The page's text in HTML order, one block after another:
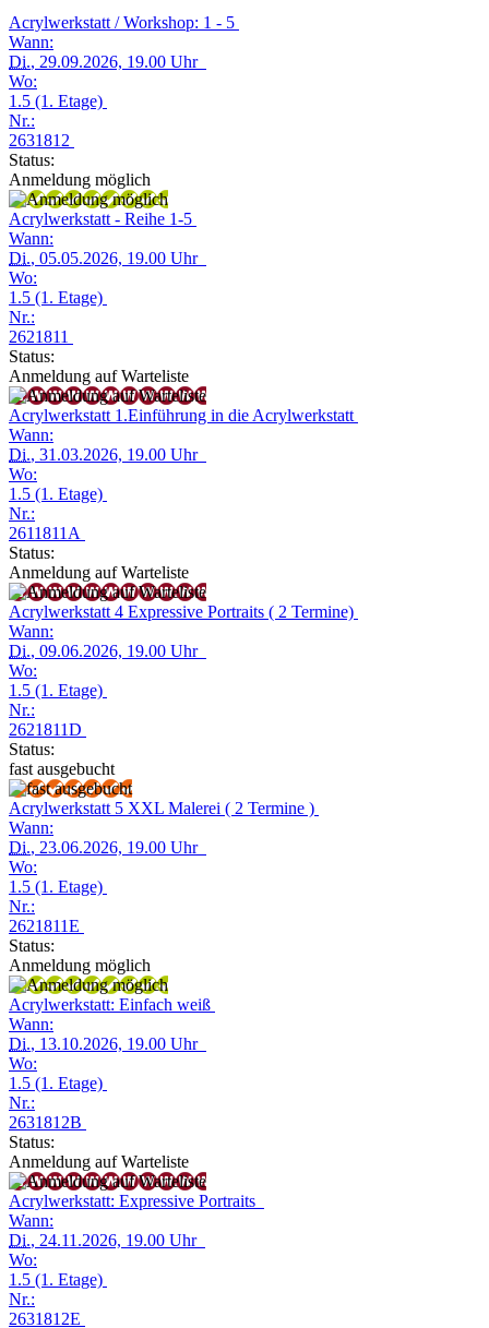
Acrylwerkstatt / Workshop: 1 - 5
Wann:
Di., 29.09.2026, 19.00 Uhr
Wo:
1.5 (1. Etage)
Nr.:
2631812
Status:
Anmeldung möglich
Acrylwerkstatt - Reihe 1-5
Wann:
Di., 05.05.2026, 19.00 Uhr
Wo:
1.5 (1. Etage)
Nr.:
2621811
Status:
Anmeldung auf Warteliste
Acrylwerkstatt 1.Einführung in die Acrylwerkstatt
Wann:
Di., 31.03.2026, 19.00 Uhr
Wo:
1.5 (1. Etage)
Nr.:
2611811A
Status:
Anmeldung auf Warteliste
Acrylwerkstatt 4 Expressive Portraits ( 2 Termine)
Wann:
Di., 09.06.2026, 19.00 Uhr
Wo:
1.5 (1. Etage)
Nr.:
2621811D
Status:
fast ausgebucht
Acrylwerkstatt 5 XXL Malerei ( 2 Termine )
Wann:
Di., 23.06.2026, 19.00 Uhr
Wo:
1.5 (1. Etage)
Nr.:
2621811E
Status:
Anmeldung möglich
Acrylwerkstatt: Einfach weiß
Wann:
Di., 13.10.2026, 19.00 Uhr
Wo:
1.5 (1. Etage)
Nr.:
2631812B
Status:
Anmeldung auf Warteliste
Acrylwerkstatt: Expressive Portraits
Wann:
Di., 24.11.2026, 19.00 Uhr
Wo:
1.5 (1. Etage)
Nr.:
2631812E